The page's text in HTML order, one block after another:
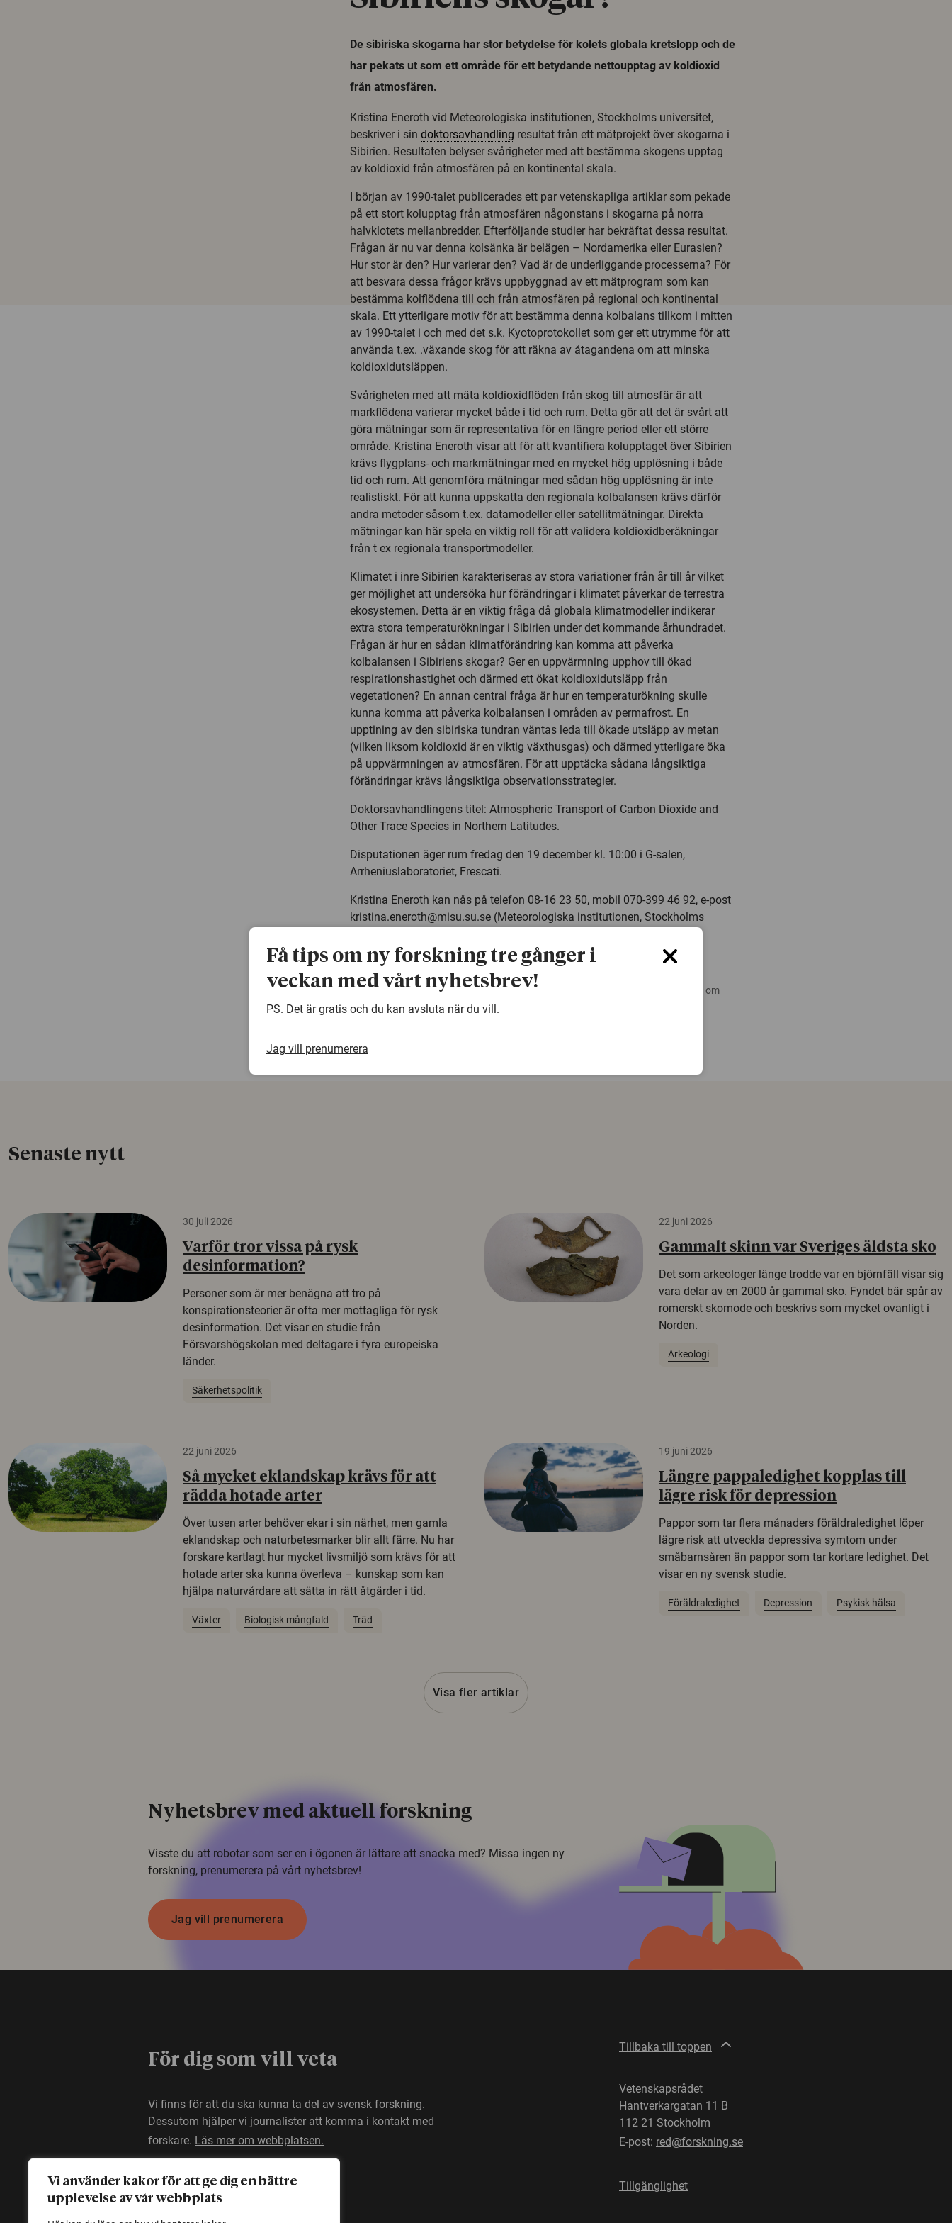
Vi använder kakor för att ge dig en bättre
upplevelse av vår webbplats
De sibiriska skogarna har stor betydelse för kolets globala kretslopp och de
har pekats ut som ett område för ett betydande nettoupptag av koldioxid
från atmosfären.
Kristina Eneroth vid Meteorologiska institutionen, Stockholms universitet,
beskriver i sin doktorsavhandling resultat från ett mätprojekt över skogarna i
Sibirien. Resultaten belyser svårigheter med att bestämma skogens upptag
av koldioxid från atmosfären på en kontinental skala.
I början av 1990-talet publicerades ett par vetenskapliga artiklar som pekade
på ett stort kolupptag från atmosfären någonstans i skogarna på norra
halvklotets mellanbredder. Efterföljande studier har bekräftat dessa resultat.
Frågan är nu var denna kolsänka är belägen – Nordamerika eller Eurasien?
Hur stor är den? Hur varierar den? Vad är de underliggande processerna? För
att besvara dessa frågor krävs uppbyggnad av ett mätprogram som kan
bestämma kolflödena till och från atmosfären på regional och kontinental
skala. Ett ytterligare motiv för att bestämma denna kolbalans tillkom i mitten
av 1990-talet i och med det s.k. Kyotoprotokollet som ger ett utrymme för att
använda t.ex. .växande skog för att räkna av åtagandena om att minska
koldioxidutsläppen.
Svårigheten med att mäta koldioxidflöden från skog till atmosfär är att
markflödena varierar mycket både i tid och rum. Detta gör att det är svårt att
göra mätningar som är representativa för en längre period eller ett större
område. Kristina Eneroth visar att för att kvantifiera kolupptaget över Sibirien
krävs flygplans- och markmätningar med en mycket hög upplösning i både
tid och rum. Att genomföra mätningar med sådan hög upplösning är inte
realistiskt. För att kunna uppskatta den regionala kolbalansen krävs därför
andra metoder såsom t.ex. datamodeller eller satellitmätningar. Direkta
mätningar kan här spela en viktig roll för att validera koldioxidberäkningar
från t ex regionala transportmodeller.
Klimatet i inre Sibirien karakteriseras av stora variationer från år till år vilket
ger möjlighet att undersöka hur förändringar i klimatet påverkar de terrestra
ekosystemen. Detta är en viktig fråga då globala klimatmodeller indikerar
extra stora temperaturökningar i Sibirien under det kommande århundradet.
Frågan är hur en sådan klimatförändring kan komma att påverka
kolbalansen i Sibiriens skogar? Ger en uppvärmning upphov till ökad
respirationshastighet och därmed ett ökat koldioxidutsläpp från
vegetationen? En annan central fråga är hur en temperaturökning skulle
kunna komma att påverka kolbalansen i områden av permafrost. En
upptining av den sibiriska tundran väntas leda till ökade utsläpp av metan
(vilken liksom koldioxid är en viktig växthusgas) och därmed ytterligare öka
på uppvärmningen av atmosfären. För att upptäcka sådana långsiktiga
förändringar krävs långsiktiga observationsstrategier.
Doktorsavhandlingens titel: Atmospheric Transport of Carbon Dioxide and
Other Trace Species in Northern Latitudes.
Disputationen äger rum fredag den 19 december kl. 10:00 i G-salen,
Arrheniuslaboratoriet, Frescati.
Kristina Eneroth kan nås på telefon 08-16 23 50, mobil 070-399 46 92, e-post
kristina.eneroth@misu.su.se (Meteorologiska institutionen, Stockholms
warningDenna artikel är några år gammal och det kan finnas nyare forskning om
samma ämne. Använd gärna vår sökfunktion!
Senaste nytt
30 juli 2026
Varför tror vissa på rysk
desinformation?
Personer som är mer benägna att tro på
konspirationsteorier är ofta mer mottagliga för rysk
desinformation. Det visar en studie från
Försvarshögskolan med deltagare i fyra europeiska
länder.
Säkerhetspolitik
22 juni 2026
Gammalt skinn var Sveriges äldsta sko
Det som arkeologer länge trodde var en björnfäll visar sig
vara delar av en 2000 år gammal sko. Fyndet bär spår av
romerskt skomode och beskrivs som mycket ovanligt i
Norden.
Arkeologi
22 juni 2026
Så mycket eklandskap krävs för att
rädda hotade arter
Över tusen arter behöver ekar i sin närhet, men gamla
eklandskap och naturbetesmarker blir allt färre. Nu har
forskare kartlagt hur mycket livsmiljö som krävs för att
hotade arter ska kunna överleva – kunskap som kan
hjälpa naturvårdare att sätta in rätt åtgärder i tid.
Växter Biologisk mångfald Träd
19 juni 2026
Längre pappaledighet kopplas till
lägre risk för depression
Pappor som tar flera månaders föräldraledighet löper
lägre risk att utveckla depressiva symtom under
småbarnsåren än pappor som tar kortare ledighet. Det
visar en ny svensk studie.
Föräldraledighet Depression Psykisk hälsa
Visa fler artiklar
Nyhetsbrev med aktuell forskning
Visste du att robotar som ser en i ögonen är lättare att snacka med? Missa ingen ny
forskning, prenumerera på vårt nyhetsbrev!
Jag vill prenumerera
För dig som vill veta
Vi finns för att du ska kunna ta del av svensk forskning.
Dessutom hjälper vi journalister att komma i kontakt med
forskare. Läs mer om webbplatsen.
Tillbaka till toppen
Vetenskapsrådet
Hantverkargatan 11 B
112 21 Stockholm
E-post: red@forskning.se
Tillgänglighet
Få tips om ny forskning tre gånger i
veckan med vårt nyhetsbrev!
PS. Det är gratis och du kan avsluta när du vill.
Jag vill prenumerera